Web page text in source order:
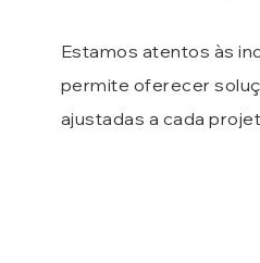
Estamos atentos às
permite oferecer
ajustadas a cada